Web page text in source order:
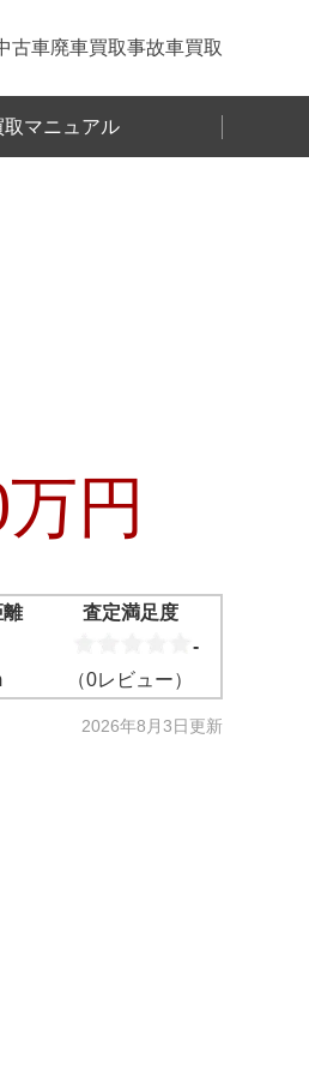
古車廃車買取事故車買取
取マニュアル
万円
離
査定満足度
-
（0レビュー）
2026年8月3日 更新